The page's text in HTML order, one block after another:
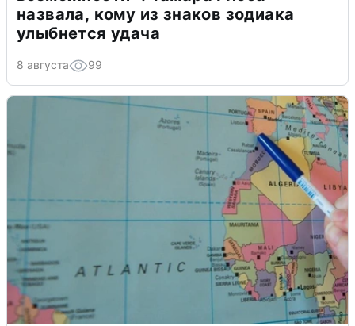
назвала, кому из знаков зодиака
улыбнется удача
8 августа 99